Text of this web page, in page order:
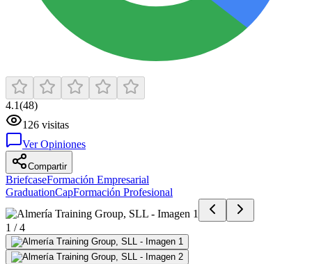
4.1(48)
126 visitas
Ver Opiniones
Compartir
BriefcaseFormación Empresarial
GraduationCapFormación Profesional
1 /4